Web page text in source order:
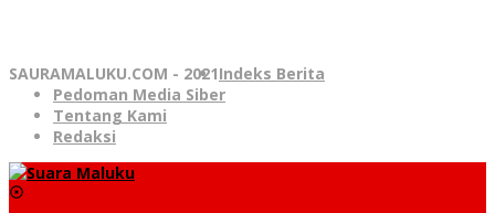
SAURAMALUKU.COM - 2021Indeks Berita
Pedoman Media Siber
Tentang Kami
Redaksi